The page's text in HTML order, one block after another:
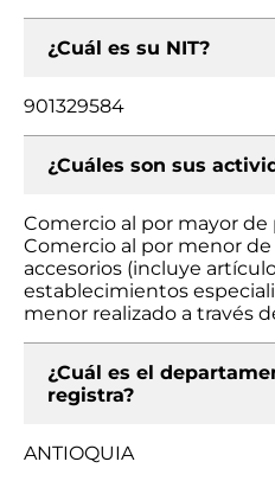
¿Cuál es su NIT?
901329584
¿Cuáles son sus
Comercio al por mayor de
Comercio al por menor
accesorios (incluye
establecimientos
menor realizado a través
¿Cuál es el
registra?
ANTIOQUIA